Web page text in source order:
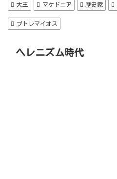
大王 マケドニア 歴史家
プトレマイオス
ヘレニズム時代